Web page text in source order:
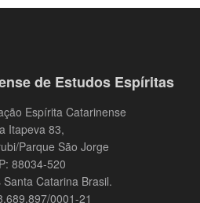
de Estudos Espíritas
Espírita Catarinense
Itapeva 83,
Parque São Jorge
88034-520
Catarina Brasil.
0001-21